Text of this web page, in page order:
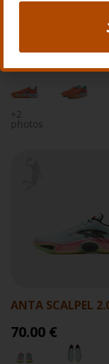
125.00 €
+2
photos
ANTA SCALPEL
70.00 €